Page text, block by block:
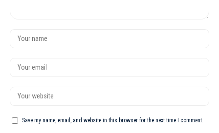
Save my name, email, and website in this browser for the next time I comment.